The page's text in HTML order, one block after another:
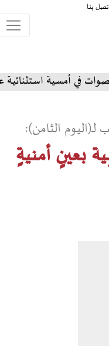
بنا
على المسرح
الثامن):
بعينٍ أمنيةٍ